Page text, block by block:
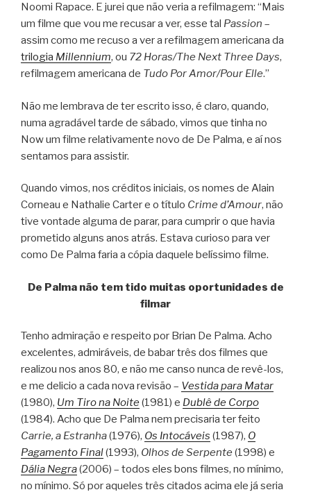
Noomi Rapace. E jurei que não veria a refilmagem: “Mais
um filme que vou me recusar a ver, esse tal Passion –
assim como me recuso a ver a refilmagem americana da
trilogia Millennium, ou 72 Horas/The Next Three Days,
refilmagem americana de Tudo Por Amor/Pour Elle.”
Não me lembrava de ter escrito isso, é claro, quando,
numa agradável tarde de sábado, vimos que tinha no
Now um filme relativamente novo de De Palma, e aí nos
sentamos para assistir.
Quando vimos, nos créditos iniciais, os nomes de Alain
Corneau e Nathalie Carter e o título Crime d’Amour, não
tive vontade alguma de parar, para cumprir o que havia
prometido alguns anos atrás. Estava curioso para ver
como De Palma faria a cópia daquele belíssimo filme.
De Palma não tem tido muitas oportunidades de
filmar
Tenho admiração e respeito por Brian De Palma. Acho
excelentes, admiráveis, de babar três dos filmes que
realizou nos anos 80, e não me canso nunca de revê-los,
e me delicio a cada nova revisão – Vestida para Matar
(1980), Um Tiro na Noite(1981) e Dublê de Corpo
(1984). Acho que De Palma nem precisaria ter feito
Carrie, a Estranha(1976), Os Intocáveis (1987), O
Pagamento Final(1993), Olhos de Serpente (1998) e
Dália Negra(2006) – todos eles bons filmes, no mínimo,
no mínimo. Só por aqueles três citados acima ele já seria